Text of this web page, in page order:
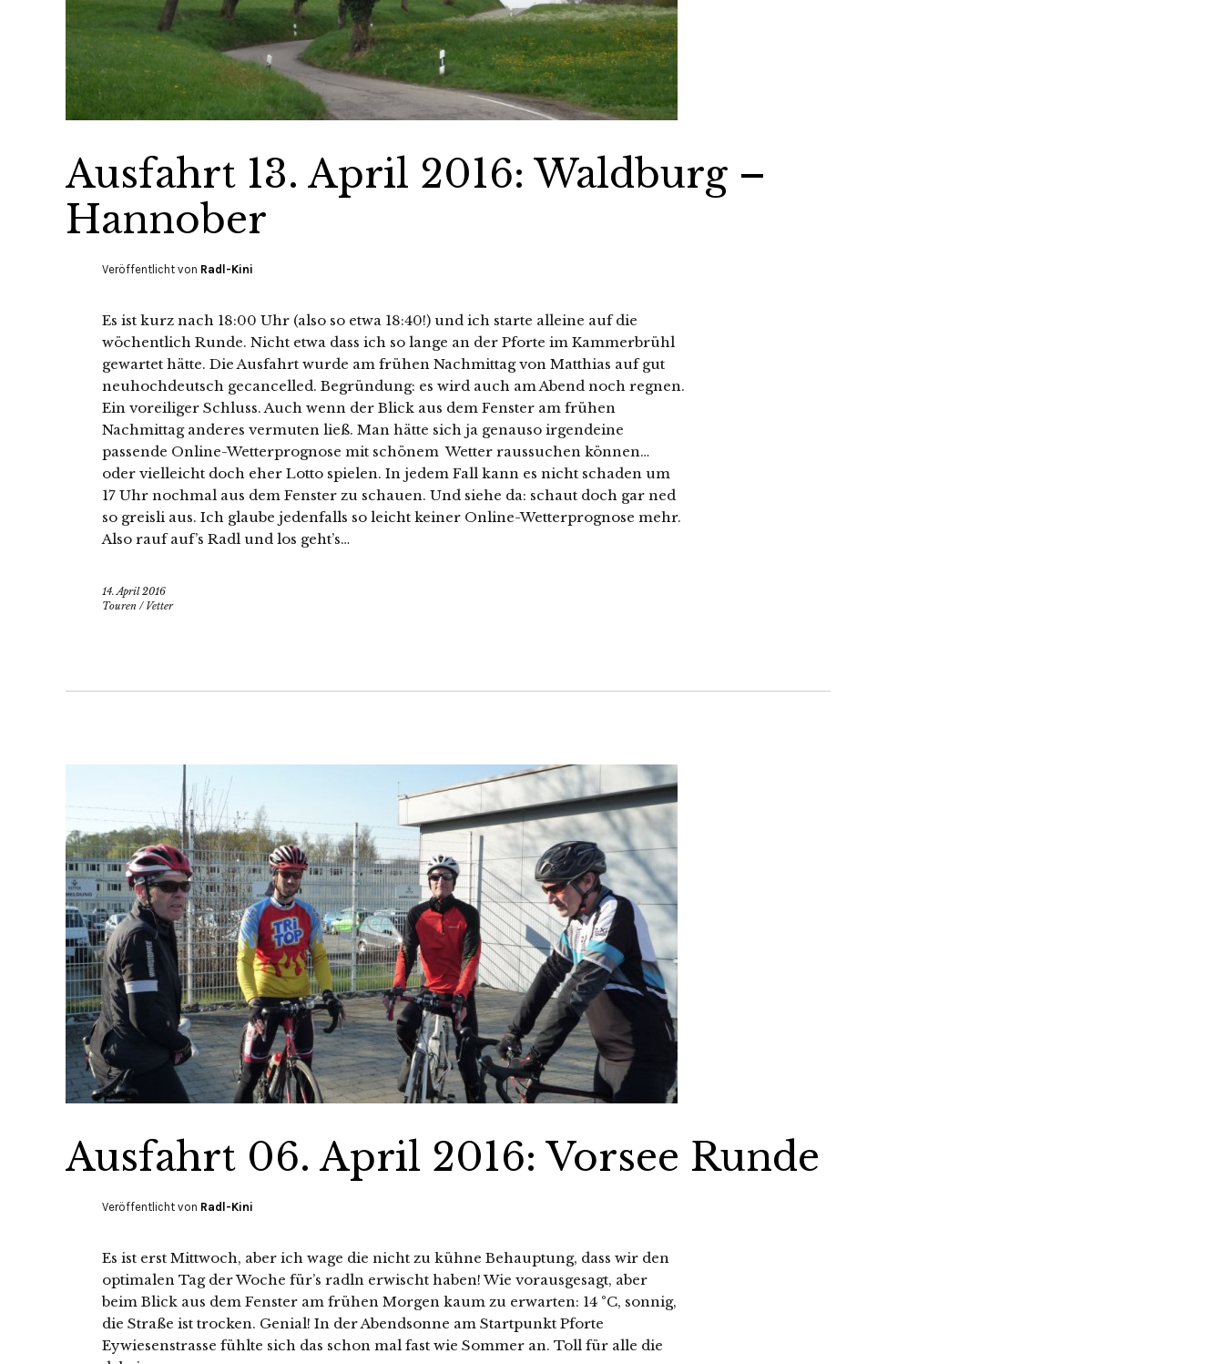
Ausfahrt 13. April 2016: Waldburg –
Hannober
Veröffentlicht von Radl-Kini
Es ist kurz nach 18:00 Uhr (also so etwa 18:40!) und ich starte alleine auf die
wöchentlich Runde. Nicht etwa dass ich so lange an der Pforte im Kammerbrühl
gewartet hätte. Die Ausfahrt wurde am frühen Nachmittag von Matthias auf gut
neuhochdeutsch gecancelled. Begründung: es wird auch am Abend noch regnen.
Ein voreiliger Schluss. Auch wenn der Blick aus dem Fenster am frühen
Nachmittag anderes vermuten ließ. Man hätte sich ja genauso irgendeine
passende Online-Wetterprognose mit schönem Wetter raussuchen können…
oder vielleicht doch eher Lotto spielen. In jedem Fall kann es nicht schaden um
17 Uhr nochmal aus dem Fenster zu schauen. Und siehe da: schaut doch gar ned
so greisli aus. Ich glaube jedenfalls so leicht keiner Online-Wetterprognose mehr.
Also rauf auf’s Radl und los geht’s…
14. April 2016
Touren / Vetter
Ausfahrt 06. April 2016: Vorsee Runde
Veröffentlicht von Radl-Kini
Es ist erst Mittwoch, aber ich wage die nicht zu kühne Behauptung, dass wir den
optimalen Tag der Woche für’s radln erwischt haben! Wie vorausgesagt, aber
beim Blick aus dem Fenster am frühen Morgen kaum zu erwarten: 14 °C, sonnig,
die Straße ist trocken. Genial! In der Abendsonne am Startpunkt Pforte
Eywiesenstrasse fühlte sich das schon mal fast wie Sommer an. Toll für alle die